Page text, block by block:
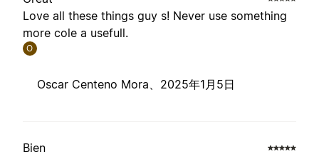
Love all these things guy s! Never use something
more cole a usefull.
O
Oscar Centeno Mora、 2025年1月5日
Bien